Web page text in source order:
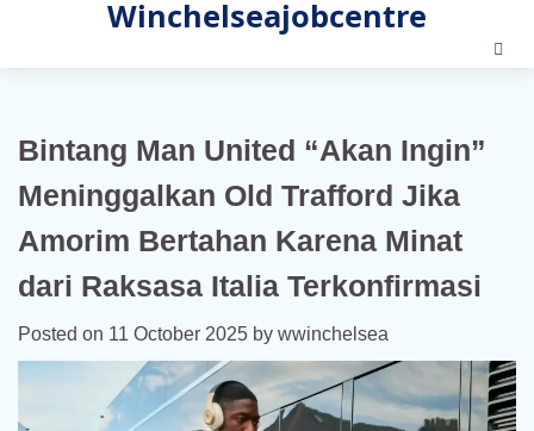
content
Winchelseajobcentre
Bintang Man United “Akan Ingin”
Meninggalkan Old Trafford Jika
Amorim Bertahan Karena Minat
dari Raksasa Italia Terkonfirmasi
Posted on 11 October 2025 by wwinchelsea